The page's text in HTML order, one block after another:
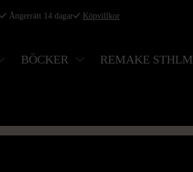
Ångerrätt 14 dagar Köpvillkor
BÖCKER REMAKE STHLM